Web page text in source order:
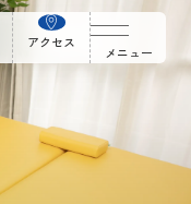
アクセス
メニュー